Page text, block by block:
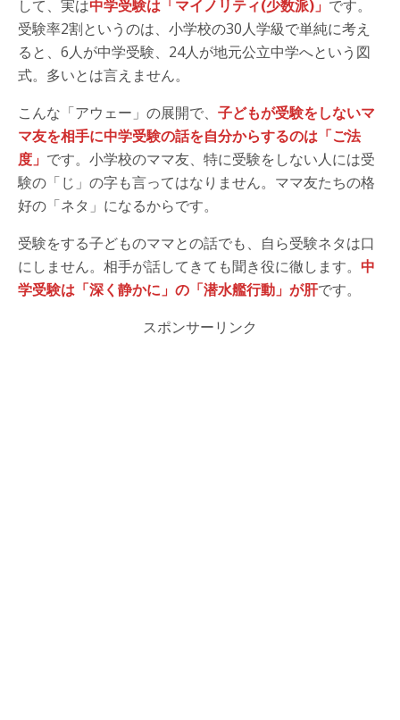
して、実は中学受験は「マイノリティ(少数派)」 です。
受験率2割というのは、小学校の30人学級で単純に考え
ると、6人が中学受験、24人が地元公立中学へという図
式。多いとは言えません。
こんな「アウェー」の展開で、 子どもが受験をしないマ
マ友を相手に中学受験の話を自分からするのは「ご法
度」 です。小学校のママ友、特に受験をしない人には受
験の「じ」の字も言ってはなりません。ママ友たちの格
好の「ネタ」になるからです。
受験をする子どものママとの話でも、自ら受験ネタは口
にしません。相手が話してきても聞き役に徹します。 中
学受験は「深く静かに」の「潜水艦行動」が肝です。
スポンサーリンク